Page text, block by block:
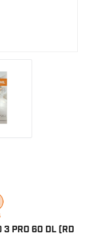
3 PRO 60 DL (RD